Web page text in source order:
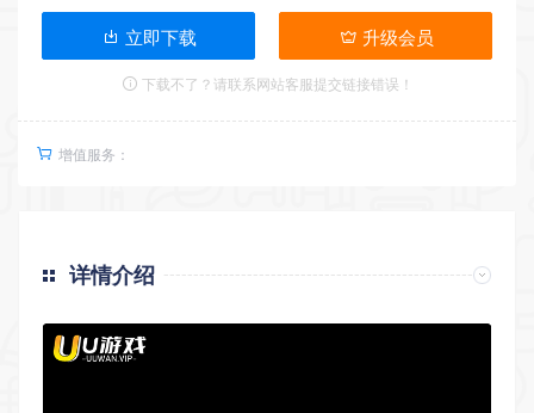
立即下载 升级会员
下载不了？请联系网站客服提交链接错误！
增值服务：
详情介绍